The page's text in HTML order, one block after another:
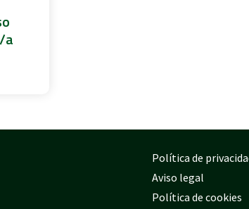
a
Política de
Aviso legal
Política de cookies